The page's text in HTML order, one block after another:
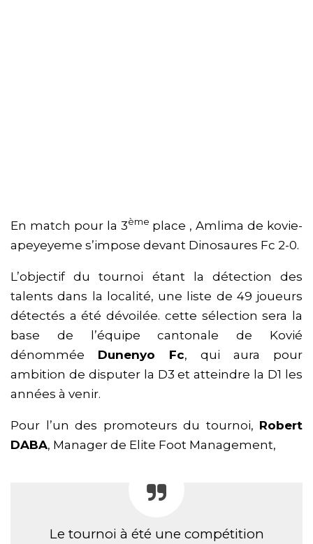
En match pour la 3ème place , Amlima de kovie-
apeyeyeme s’impose devant Dinosaures Fc 2-0.
L’objectif du tournoi étant la détection des
talents dans la localité, une liste de 49 joueurs
détectés a été dévoilée. cette sélection sera la
base de l’équipe cantonale de Kovié
dénommée Dunenyo Fc, qui aura pour
ambition de disputer la D3 et atteindre la D1 les
années à venir.
Pour l’un des promoteurs du tournoi, Robert
DABA, Manager de Elite Foot Management,
Le tournoi à été une compétition